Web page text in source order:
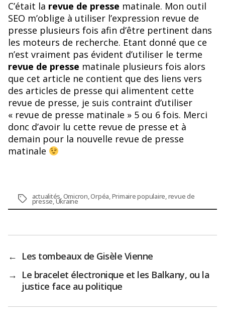
C’était la revue de presse matinale. Mon outil
SEO m’oblige à utiliser l’expression revue de
presse plusieurs fois afin d’être pertinent dans
les moteurs de recherche. Etant donné que ce
n’est vraiment pas évident d’utiliser le terme
revue de presse matinale plusieurs fois alors
que cet article ne contient que des liens vers
des articles de presse qui alimentent cette
revue de presse, je suis contraint d’utiliser
« revue de presse matinale » 5 ou 6 fois. Merci
donc d’avoir lu cette revue de presse et à
demain pour la nouvelle revue de presse
matinale
Étiquettes
actualités,Omicron,Orpéa,Primaire populaire,revue de
presse,Ukraine
← Les tombeaux de Gisèle Vienne
→ Le bracelet électronique et les Balkany, ou la
justice face au politique